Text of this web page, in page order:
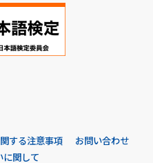
する注意事項
お問い合わせ
に関して